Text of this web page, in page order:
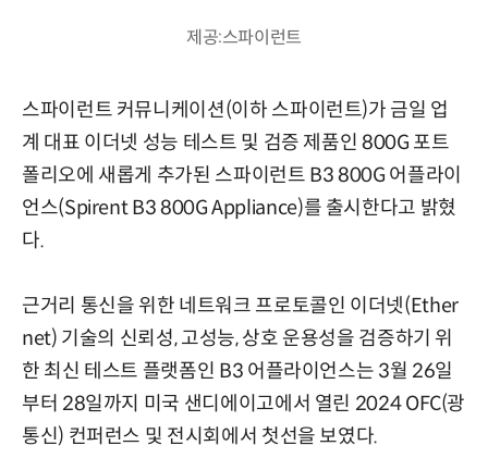
제공:스파이런트
스파이런트 커뮤니케이션(이하 스파이런트)가 금일 업
계 대표 이더넷 성능 테스트 및 검증 제품인 800G 포트
폴리오에 새롭게 추가된 스파이런트 B3 800G 어플라이
언스(Spirent B3 800G Appliance)를 출시한다고 밝혔
다.
근거리 통신을 위한 네트워크 프로토콜인 이더넷(Ether
net) 기술의 신뢰성, 고성능, 상호 운용성을 검증하기 위
한 최신 테스트 플랫폼인 B3 어플라이언스는 3월 26일
부터 28일까지 미국 샌디에이고에서 열린 2024 OFC(광
통신) 컨퍼런스 및 전시회에서 첫선을 보였다.